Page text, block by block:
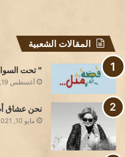
المقالات الشعبية
” تحت
أغسطس 19, 2020
نحن عشاق
مايو 10, 2021